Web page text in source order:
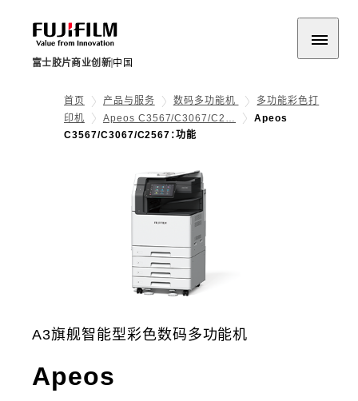
富士胶片商业创新 中国
首页 产品与服务 数码多功能机
多功能彩色打
印机
Apeos C3567/C3067/C2…
Apeos
C3567/C3067/C2567：功能
A3旗舰智能型彩色数码多功能机
Apeos